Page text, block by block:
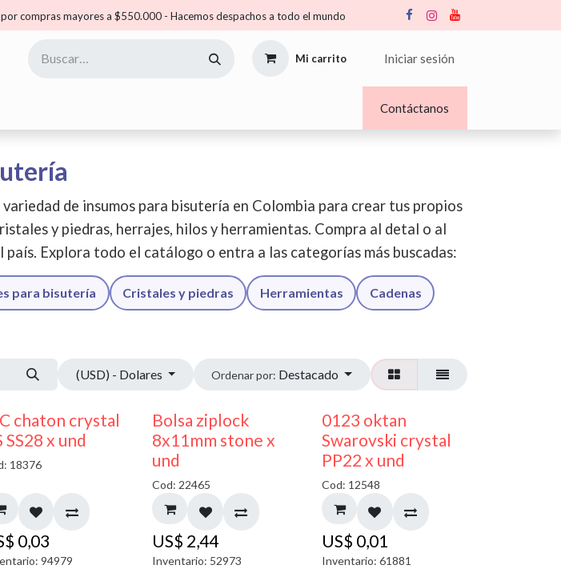
compras mayores a $550.000 - Hacemos despachos a todo el mundo
Mi carrito Iniciar sesión
Contáctanos
de insumos para bisutería en Colombia para crear tus propios
y piedras, herrajes, hilos y herramientas. Compra al detal o al
país. Explora todo el catálogo o entra a las categorías más buscadas:
para bisutería Cristales y piedras Herramientas Cadenas
(USD) - Dolares Ordenar por: Destacado
chaton crystal
SS28 x und
18376
0,03
94979
¡NUEVO!
Bolsa ziplock
8x11mm stone x
und
Cod: 22465
US$ 2,44
Inventario: 52973
0123 oktan
Swarovski crystal
PP22 x und
Cod: 12548
US$ 0,01
Inventario: 61881